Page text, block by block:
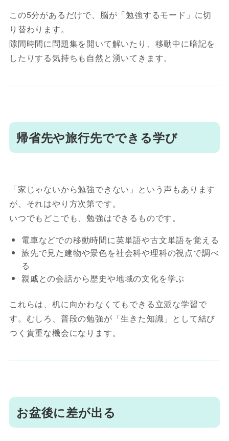
この5分があるだけで、脳が「勉強するモード」に切
り替わります。
隙間時間に問題集を開いて解いたり、移動中に暗記を
したりする気持ちも自然と湧いてきます。
帰省先や旅行先でできる学び
「家じゃないから勉強できない」という声もあります
が、それはやり方次第です。
いつでもどこでも、勉強はできるものです。
電車などでの移動時間に英単語や古文単語を覚える
旅先で見た建物や景色を社会科や理科の視点で調べ
る
親戚との会話から歴史や地域の文化を学ぶ
これらは、机に向かわなくてもできる立派な学習で
す。むしろ、普段の勉強が「生きた知識」として結び
つく貴重な機会になります。
お盆後に差が出る